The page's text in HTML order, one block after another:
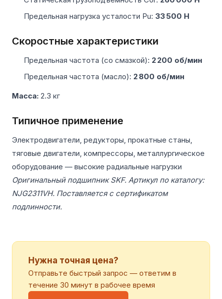
Предельная нагрузка усталости Pu: 33 500 Н
Скоростные характеристики
Предельная частота (со смазкой): 2 200 об/мин
Предельная частота (масло): 2 800 об/мин
Масса: 2.3 кг
Типичное применение
Электродвигатели, редукторы, прокатные станы,
тяговые двигатели, компрессоры, металлургическое
оборудование — высокие радиальные нагрузки
Оригинальный подшипник SKF. Артикул по каталогу:
NJG2311VH. Поставляется с сертификатом
подлинности.
Нужна точная цена?
Отправьте быстрый запрос — ответим в
течение 30 минут в рабочее время